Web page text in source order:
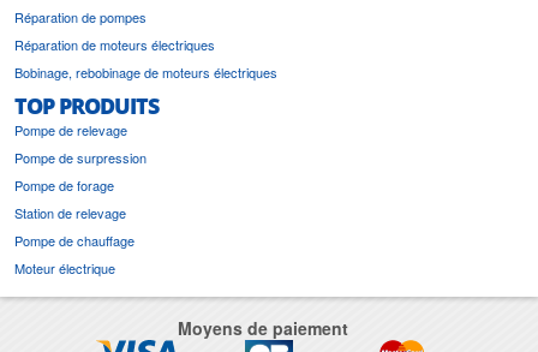
Réparation de pompes
Réparation de moteurs électriques
Bobinage, rebobinage de moteurs électriques
TOP PRODUITS
Pompe de relevage
Pompe de surpression
Pompe de forage
Station de relevage
Pompe de chauffage
Moteur électrique
Moyens de paiement